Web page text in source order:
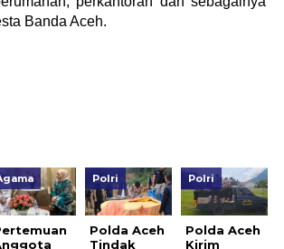
Banda Aceh.
Polri
Polda Aceh
Tindak
Polri
Polda Aceh
Kirim